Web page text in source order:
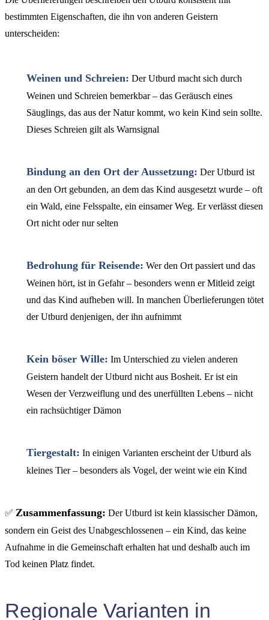
bestimmten Eigenschaften, die ihn von anderen Geistern
unterscheiden:
Weinen und Schreien: Der Utburd macht sich durch
Weinen und Schreien bemerkbar – das Geräusch eines
Säuglings, das aus der Natur kommt, wo kein Kind sein sollte.
Dieses Schreien gilt als Warnsignal
Bindung an den Ort der Aussetzung: Der Utburd ist
an den Ort gebunden, an dem das Kind ausgesetzt wurde – oft
ein Wald, eine Felsspalte, ein einsamer Weg. Er verlässt diesen
Ort nicht oder nur selten
Bedrohung für Reisende: Wer den Ort passiert und das
Weinen hört, ist in Gefahr – besonders wenn er Mitleid zeigt
und das Kind aufheben will. In manchen Überlieferungen tötet
der Utburd denjenigen, der ihn aufnimmt
Kein böser Wille: Im Unterschied zu vielen anderen
Geistern handelt der Utburd nicht aus Bosheit. Er ist ein
Wesen der Verzweiflung und des unerfüllten Lebens – nicht
ein rachsüchtiger Dämon
Tiergestalt: In einigen Varianten erscheint der Utburd als
kleines Tier – besonders als Vogel, der weint wie ein Kind
✅ Zusammenfassung: Der Utburd ist kein klassischer Dämon,
sondern ein Geist des Unabgeschlossenen – ein Kind, das keine
Aufnahme in die Gemeinschaft erhalten hat und deshalb auch im
Tod keinen Platz findet.
Regionale Varianten in